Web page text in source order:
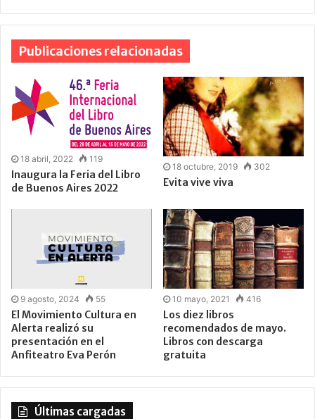
Publicaciones relacionadas
18 abril, 2022 119
Inaugura la Feria del Libro
de Buenos Aires 2022
18 octubre, 2019 302
Evita vive viva
9 agosto, 2024 55
El Movimiento Cultura en
Alerta realizó su
presentación en el
Anfiteatro Eva Perón
10 mayo, 2021 416
Los diez libros
recomendados de mayo.
Libros con descarga
gratuita
Últimas cargadas